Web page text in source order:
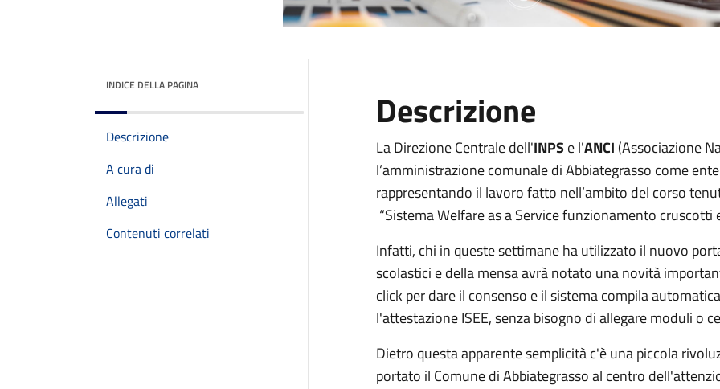
INDICE DELLA PAGINA
Descrizione
A cura di
Allegati
Contenuti correlati
Descrizione
La Direzione Centrale dell'INPS e l'ANCI (Associazione
l’amministrazione comunale di Abbiategrasso come
rappresentando il lavoro fatto nell’ambito del corso
“Sistema Welfare as a Service funzionamento cruscotti
Infatti, chi in queste settimane ha utilizzato il nuovo
scolastici e della mensa avrà notato una novità
click per dare il consenso e il sistema compila
l'attestazione ISEE, senza bisogno di allegare moduli o
Dietro questa apparente semplicità c'è una piccola
portato il Comune di Abbiategrasso al centro